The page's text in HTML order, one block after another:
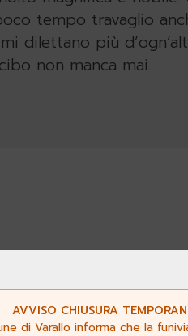
tempo travaglio
dilettano più
non manca mai.
AVVISO CHIUSURA
di Varallo informa che la